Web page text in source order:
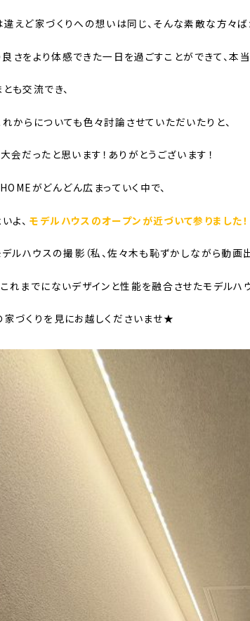
えど家づくりへの想いは同じ、そんな素敵な方々ば
さをより体感できた一日を過ごすことができて、本
も交流でき、
からについても色々討論させていただいたりと、
会だったと思います！ありがとうございます！
がどんどん広まっていく中で、
よ、 モデルハウスのオープンが近づいて参りました！
ルハウスの撮影（私、佐々木も恥ずかしながら動
れまでにないデザインと性能を融合させたモデルハ
づくりを見にお越しくださいませ★